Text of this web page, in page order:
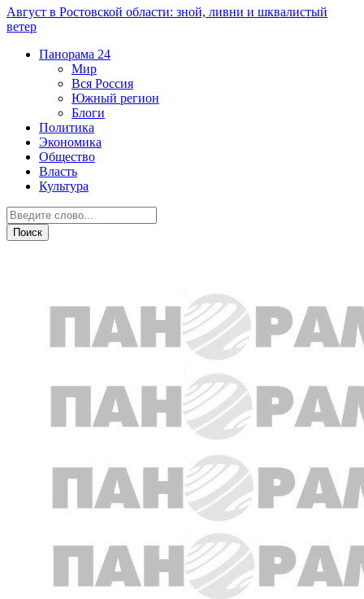
Август в Ростовской области: зной, ливни и шквалистый
ветер
Панорама 24
Мир
Вся Россия
Южный регион
Блоги
Политика
Экономика
Общество
Власть
Культура